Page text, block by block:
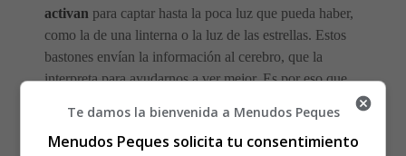
activan para captar hasta la poca luz que pueda haber,
como la de una linterna o la luz de las estrellas. Estos
bastones envían la información al cerebro, que la
interpreta para ayudarnos a ver mejor. Es por eso que,
después de unos minutos, empezamos a distinguir formas
y movimientos.
Te damos la bienvenida a Menudos Peques
Menudos Peques solicita tu consentimiento